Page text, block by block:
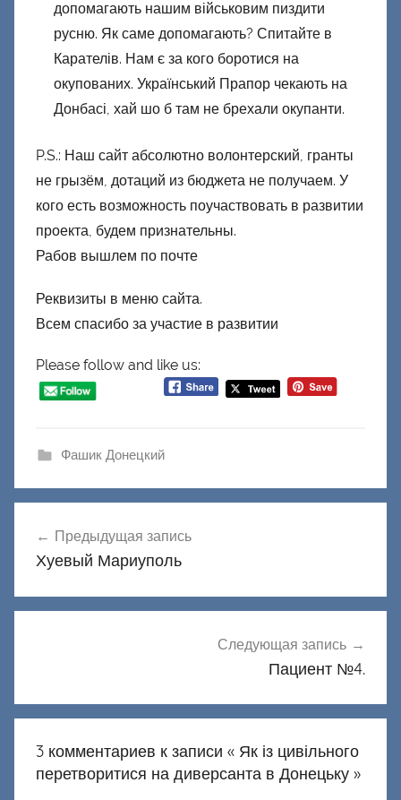
допомагають нашим військовим пиздити
русню. Як саме допомагають? Спитайте в
Карателів. Нам є за кого боротися на
окупованих. Український Прапор чекають на
Донбасі, хай шо б там не брехали окупанти.
P.S.: Наш сайт абсолютно волонтерский, гранты
не грызём, дотаций из бюджета не получаем. У
кого есть возможность поучаствовать в развитии
проекта, будем признательны.
Рабов вышлем по почте
Реквизиты в меню сайта.
Всем спасибо за участие в развитии
Please follow and like us:
Фашик Донецкий
по
Предыдущая запись
Хуевый Мариуполь
Следующая запись
Пациент №4.
3 комментариев к записи « Як із цивільного
перетворитися на диверсанта в Донецьку »